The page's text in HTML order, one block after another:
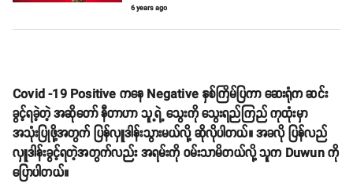
6 years ago
Covid -19 Positive ကနေ Negative နှစ်ကြိမ်ပြကာ ဆေးရုံက ဆင်း
ခွင့်ရခဲ့တဲ့ အဆိုတော် နီတာဟာ သူ့ရဲ့ သွေးကို သွေးရည်ကြည် ကုထုံးမှာ
အသုံးပြုဖို့အတွက် ပြန်လှူဒါန်းသွားမယ်လို့ ဆိုလိုပါတယ်။ အခလို ပြန်လည်
လှူဒါန်းခွင့်ရတဲ့အတွက်လည်း အရမ်းကို ဝမ်းသာမိတယ်လို့ သူက Duwun ကို
ပြောပါတယ်။